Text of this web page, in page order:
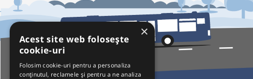
×
Acest site web folosește
cookie-uri
Folosim cookie-uri pentru a personaliza
conținutul, reclamele și pentru a ne analiza